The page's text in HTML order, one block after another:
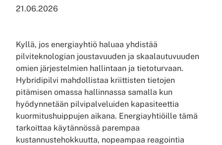
21.06.2026
Kyllä, jos energiayhtiö haluaa yhdistää
pilviteknologian joustavuuden ja skaalautuvuuden
omien järjestelmien hallintaan ja tietoturvaan.
Hybridipilvi mahdollistaa kriittisten tietojen
pitämisen omassa hallinnassa samalla kun
hyödynnetään pilvipalveluiden kapasiteettia
kuormitushuippujen aikana. Energiayhtiöille tämä
tarkoittaa käytännössä parempaa
kustannustehokkuutta, nopeampaa reagointia